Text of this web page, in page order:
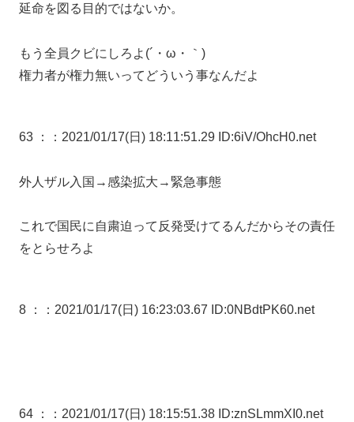
延命を図る目的ではないか。
もう全員クビにしろよ(´・ω・｀)
権力者が権力無いってどういう事なんだよ
63 ： ：2021/01/17(日) 18:11:51.29 ID:6iV/OhcH0.net
外人ザル入国→感染拡大→緊急事態
これで国民に自粛迫って反発受けてるんだからその責任
をとらせろよ
8 ： ：2021/01/17(日) 16:23:03.67 ID:0NBdtPK60.net
64 ： ：2021/01/17(日) 18:15:51.38 ID:znSLmmXI0.net